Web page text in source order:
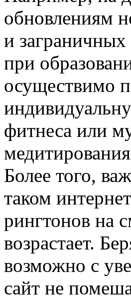
обновлениям
и заграничных
при
осуществимо
фитнеса или
Более того,
таком
рингтонов на
возрастает.
возможно с
сайт не